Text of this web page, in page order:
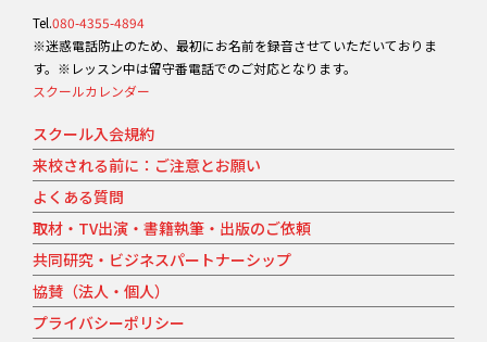
Tel.080-4355-4894
※迷惑電話防止のため、最初にお名前を録音させていただいておりま
す。※レッスン中は留守番電話でのご対応となります。
スクールカレンダー
スクール入会規約
来校される前に：ご注意とお願い
よくある質問
取材・TV出演・書籍執筆・出版のご依頼
共同研究・ビジネスパートナーシップ
協賛（法人・個人）
プライバシーポリシー